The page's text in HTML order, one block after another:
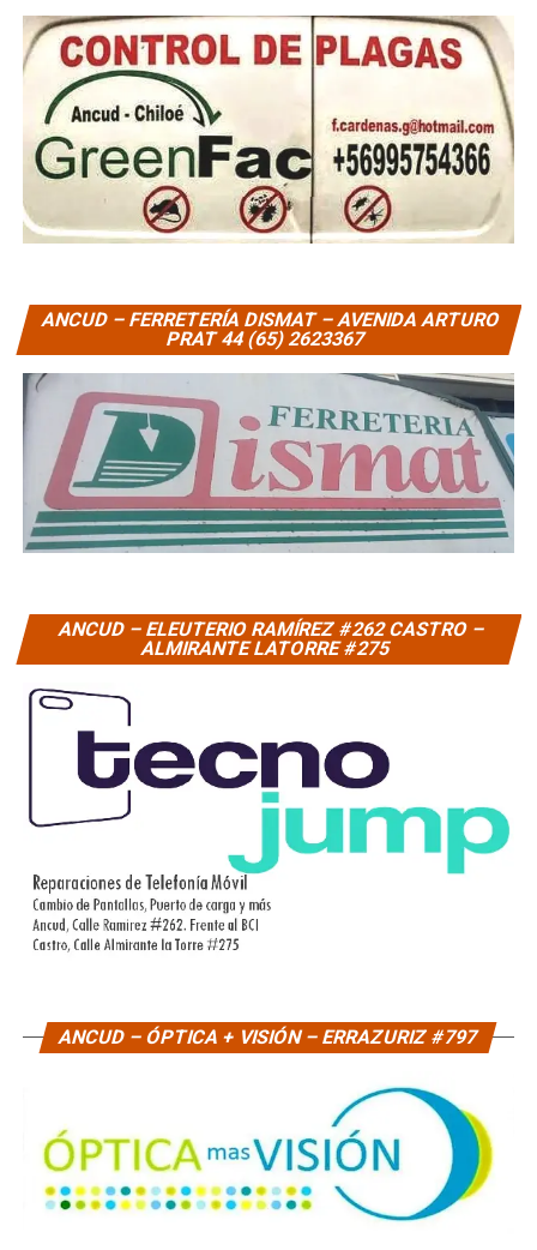
ANCUD – FERRETERÍA DISMAT – AVENIDA ARTURO
PRAT 44 (65) 2623367
ANCUD – ELEUTERIO RAMÍREZ #262 CASTRO –
ALMIRANTE LATORRE #275
ANCUD – ÓPTICA + VISIÓN – ERRAZURIZ #797